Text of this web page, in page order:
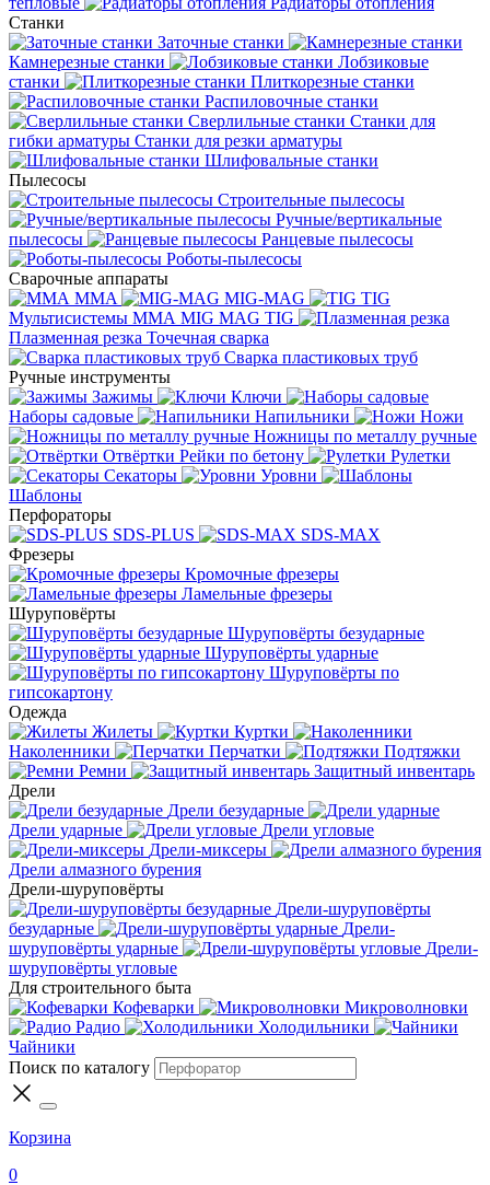
Станки
Заточные станки
Камнерезные станки
Лобзиковые
станки
Плиткорезные станки
Распиловочные станки
Сверлильные станки Станки для
гибки арматуры Станки для резки арматуры
Шлифовальные станки
Пылесосы
Строительные пылесосы
Ручные/вертикальные
пылесосы
Ранцевые пылесосы
Роботы-пылесосы
Сварочные аппараты
MMA
MIG-MAG
TIG
Мультисистемы ММА MIG MAG TIG
Плазменная резка Точечная сварка
Cварка пластиковых труб
Ручные инструменты
Зажимы
Ключи
Наборы садовые
Напильники
Ножи
Ножницы по металлу ручные
Отвёртки Рейки по бетону
Рулетки
Секаторы
Уровни
Шаблоны
Перфораторы
SDS-PLUS
SDS-MAX
Фрезеры
Кромочные фрезеры
Ламельные фрезеры
Шуруповёрты
Шуруповёрты безударные
Шуруповёрты ударные
Шуруповёрты по
гипсокартону
Одежда
Жилеты
Куртки
Наколенники
Перчатки
Подтяжки
Ремни
Защитный инвентарь
Дрели
Дрели безударные
Дрели ударные
Дрели угловые
Дрели-миксеры
Дрели алмазного бурения
Дрели-шуруповёрты
Дрели-шуруповёрты
безударные
Дрели-
шуруповёрты ударные
Дрели-
шуруповёрты угловые
Для строительного быта
Кофеварки
Микроволновки
Радио
Холодильники
Чайники
Поиск по каталогу
Корзина
0